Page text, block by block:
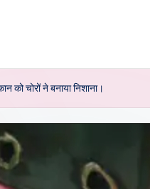
को चोरों ने बनाया निशाना।